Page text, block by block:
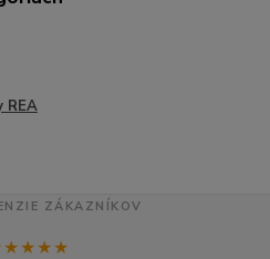
REA
ZÁKAZNÍKOV